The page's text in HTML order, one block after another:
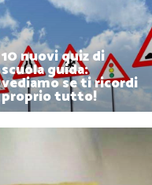
10 nuovi quiz di
scuola guida:
vediamo se ti ricordi
proprio tutto!